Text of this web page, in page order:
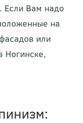
Если Вам надо
на
или
Ногинске,